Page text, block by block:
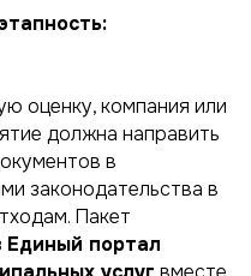
оценку, компания или
должна направить
в
законодательства в
Пакет
Единый портал